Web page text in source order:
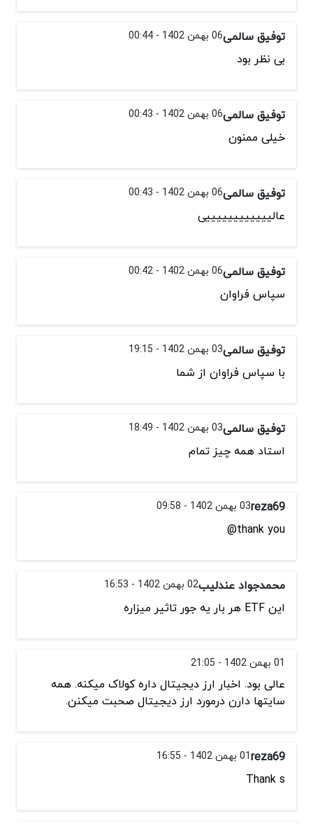
توفیق سالمی06 بهمن 1402 - 00:44
بی نظر بود
توفیق سالمی06 بهمن 1402 - 00:43
خیلی ممنون
توفیق سالمی06 بهمن 1402 - 00:43
عالییییییییییییی
توفیق سالمی06 بهمن 1402 - 00:42
سپاس فراوان
توفیق سالمی03 بهمن 1402 - 19:15
با سپاس فراوان از شما
توفیق سالمی03 بهمن 1402 - 18:49
استاد همه چیز تمام
reza6903 بهمن 1402 - 09:58
thank you@
محمدجواد عندلیب02 بهمن 1402 - 16:53
این ETF هر بار یه جور تاثیر میزاره
01 بهمن 1402 - 21:05
عالی بود. اخبار ارز دیجیتال داره کولاک میکنه. همه
سایتها دارن درمورد ارز دیجیتال صحبت میکنن.
reza6901 بهمن 1402 - 16:55
Thank s